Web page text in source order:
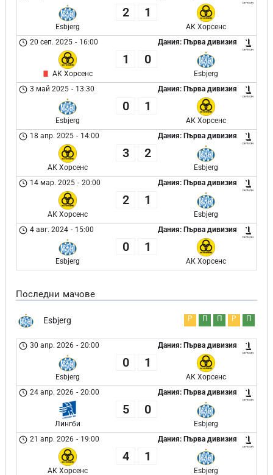
Esbjerg
2 1
АК Хорсенс
Дания: Първа дивизия
20 сеп. 2025 - 16:00
АК Хорсенс
1 0
Esbjerg
Дания: Първа дивизия
3 май 2025 - 13:30
Esbjerg
0 1
АК Хорсенс
Дания: Първа дивизия
18 апр. 2025 - 14:00
АК Хорсенс
3 2
Esbjerg
Дания: Първа дивизия
14 мар. 2025 - 20:00
АК Хорсенс
2 1
Esbjerg
Дания: Първа дивизия
4 авг. 2024 - 15:00
Esbjerg
0 1
АК Хорсенс
Последни мачове
Esbjerg Р П П Р П
Дания: Първа дивизия
30 апр. 2026 - 20:00
Esbjerg
0 1
АК Хорсенс
Дания: Първа дивизия
24 апр. 2026 - 20:00
Лингби
5 0
Esbjerg
Дания: Първа дивизия
21 апр. 2026 - 19:00
АК Хорсенс
4 1
Esbjerg